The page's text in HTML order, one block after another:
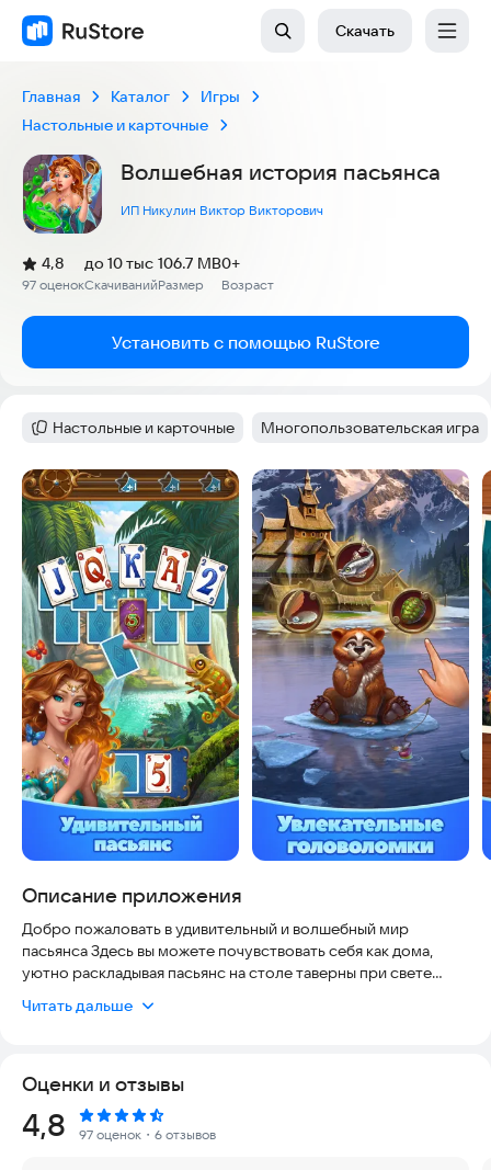
Скачать
Главная Каталог
Игры
Настольные и карточные
Волшебная история пасьянса
ИП Никулин Виктор Викторович
Рейтинг:
4,8
(
97 оценок
)
Скачиваний
до 10 тыс
Размер
106.7 MB
Возраст
0+
Установить с помощью RuStore
Категория:
Настольные и карточные Тег:
Многопользовательская игра
Скриншоты
Описание приложения
Добро пожаловать в удивительный и волшебный мир
пасьянса Здесь вы можете почувствовать себя как дома,
уютно раскладывая пасьянс на столе таверны при свете
Фея станет вашим проводником в этом волшебном мире,
Пасьянс Волшебная страна - классический солитер в новом
ярком обрамлении. Простые правила этой карточной игры
помогут быстро освоиться в ней новичкам, а различные
испытания в ходе игры могут бросить вызов самым опытным
Читать дальше
Оценки и отзывы
Рейтинг:
4,8 97 оценок ・6 отзывов